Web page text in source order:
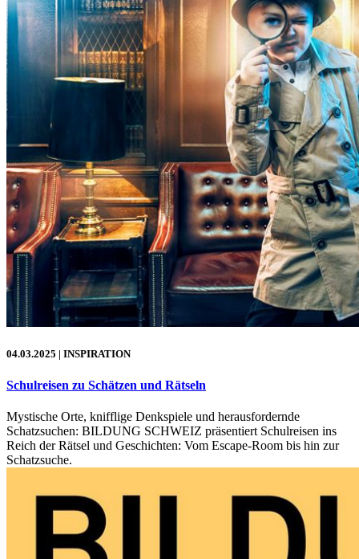
04.03.2025 | INSPIRATION
Schulreisen zu Schätzen und Rätseln
Mystische Orte, knifflige Denkspiele und herausfordernde
Schatzsuchen: BILDUNG SCHWEIZ präsentiert Schulreisen ins
Reich der Rätsel und Geschichten: Vom Escape-Room bis hin zur
Schatzsuche.